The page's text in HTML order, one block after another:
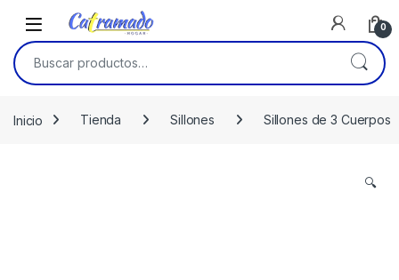
Skip to navigation
Skip to content
0
Buscar por:
Inicio Tienda Sillones Sillones de 3 Cuerpos
🔍